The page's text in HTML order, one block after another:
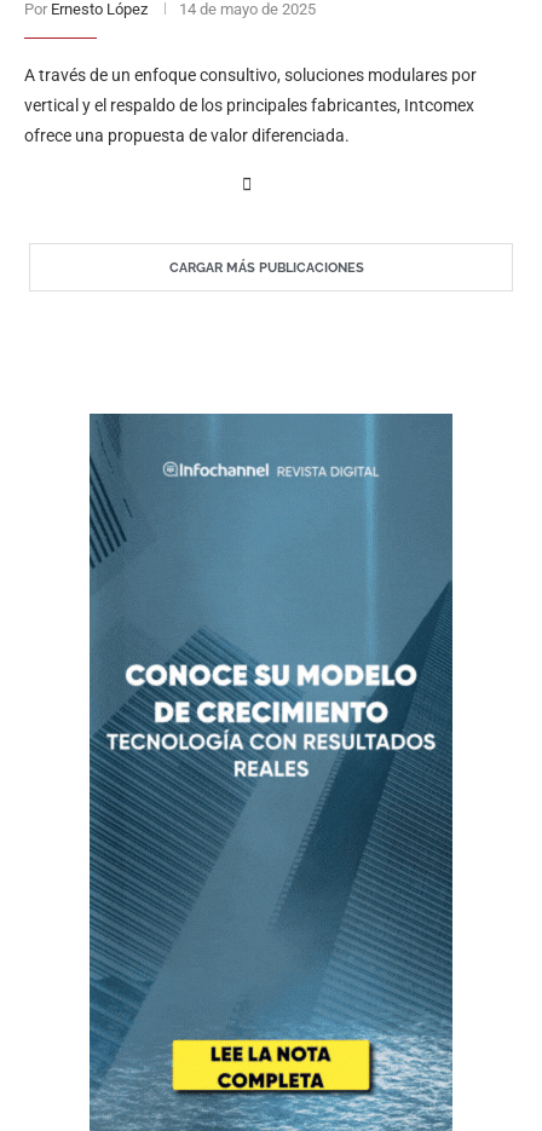
Por Ernesto López 14 de mayo de 2025
A través de un enfoque consultivo, soluciones modulares por
vertical y el respaldo de los principales fabricantes, Intcomex
ofrece una propuesta de valor diferenciada.
CARGAR MÁS PUBLICACIONES